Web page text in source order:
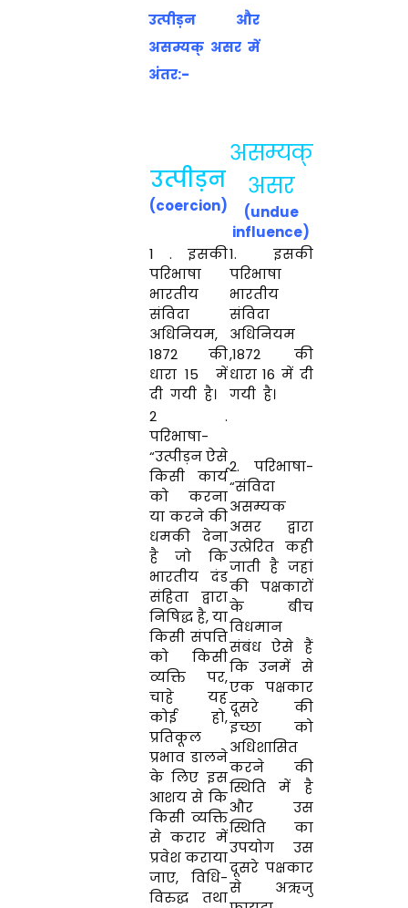
उत्पीड़न और
असम्यक् असर में
अंतर:-
उत्पीड़न
(coercion)
असम्यक्
असर
(undue
influence)
1 . इसकी
परिभाषा
भारतीय
संविदा
अधिनियम,
1872 की
धारा 15 में
दी गयी है।
1. इसकी
परिभाषा
भारतीय
संविदा
अधिनियम
,1872 की
धारा 16 में दी
गयी है।
2 .
परिभाषा-
“उत्पीड़न ऐसे
किसी कार्य
को करना
या करने की
धमकी देना
है जो कि
भारतीय दंड
संहिता द्वारा
निषिद्ध है, या
किसी संपत्ति
को किसी
व्यक्ति पर,
चाहे यह
कोई हो,
प्रतिकूल
प्रभाव डालने
के लिए इस
आशय से कि
किसी व्यक्ति
से करार में
प्रवेश कराया
जाए, विधि-
विरुद्ध तथा
2. परिभाषा-
“संविदा
असम्यक
असर द्वारा
उत्प्रेरित कही
जाती है जहां
की पक्षकारों
के बीच
विधमान
संबंध ऐसे हैं
कि उनमें से
एक पक्षकार
दूसरे की
इच्छा को
अधिशासित
करने की
स्थिति में है
और उस
स्थिति का
उपयोग उस
दूसरे पक्षकार
से अऋजु